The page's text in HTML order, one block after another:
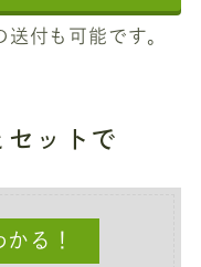
付も可能です。
ットで
る！